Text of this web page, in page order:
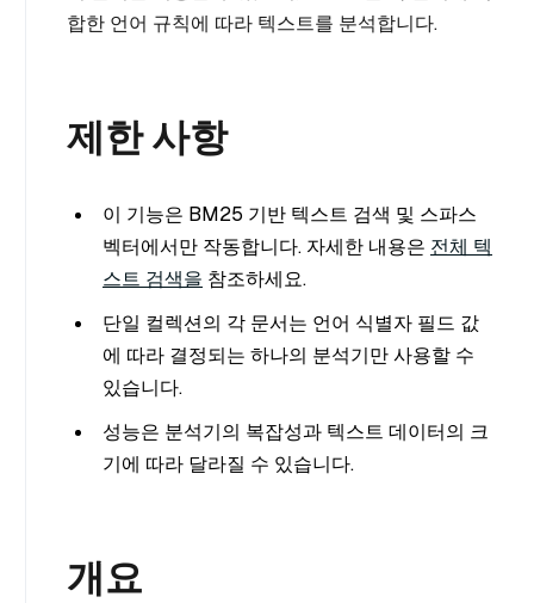
합한 언어 규칙에 따라 텍스트를 분석합니다.
제한 사항
이 기능은 BM25 기반 텍스트 검색 및 스파스
벡터에서만 작동합니다. 자세한 내용은 전체 텍
스트 검색을 참조하세요.
단일 컬렉션의 각 문서는 언어 식별자 필드 값
에 따라 결정되는 하나의 분석기만 사용할 수
있습니다.
성능은 분석기의 복잡성과 텍스트 데이터의 크
기에 따라 달라질 수 있습니다.
개요